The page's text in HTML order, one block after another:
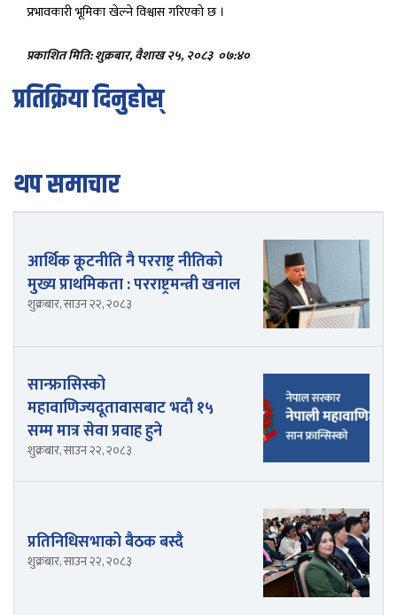
प्रभावकारीभूमिकाखेल्नेविश्वासगरिएकोछ ।
प्रकाशित मिति: शुक्रबार, वैशाख २५, २०८३ ०७:४०
प्रतिक्रिया दिनुहोस्
थप समाचार
आर्थिक कूटनीति नै परराष्ट्र नीतिको
मुख्य प्राथमिकता : परराष्ट्रमन्त्री खनाल
शुक्रबार, साउन २२, २०८३
सान्फ्रासिस्को
महावाणिज्यदूतावासबाट भदौ १५
सम्म मात्र सेवा प्रवाह हुने
शुक्रबार, साउन २२, २०८३
प्रतिनिधिसभाको बैठक बस्दै
शुक्रबार, साउन २२, २०८३